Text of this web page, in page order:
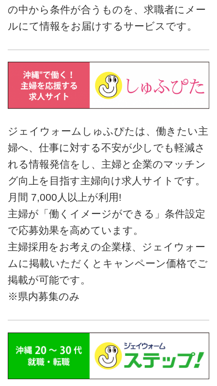
の中から条件が合うものを、求職者にメー
ルにて情報をお届けするサービスです。
ジェイウォームしゅふぴたは、働きたい主
婦へ、仕事に対する不安が少しでも軽減さ
れる情報発信をし、主婦と企業のマッチン
グ向上を目指す主婦向け求人サイトです。
月間 7,000人以上が利用!
主婦が「働くイメージができる」条件設定
で応募効果を高めています。
主婦採用をお考えの企業様、ジェイウォー
ムに掲載いただくとキャンペーン価格でご
掲載が可能です。
※県内募集のみ